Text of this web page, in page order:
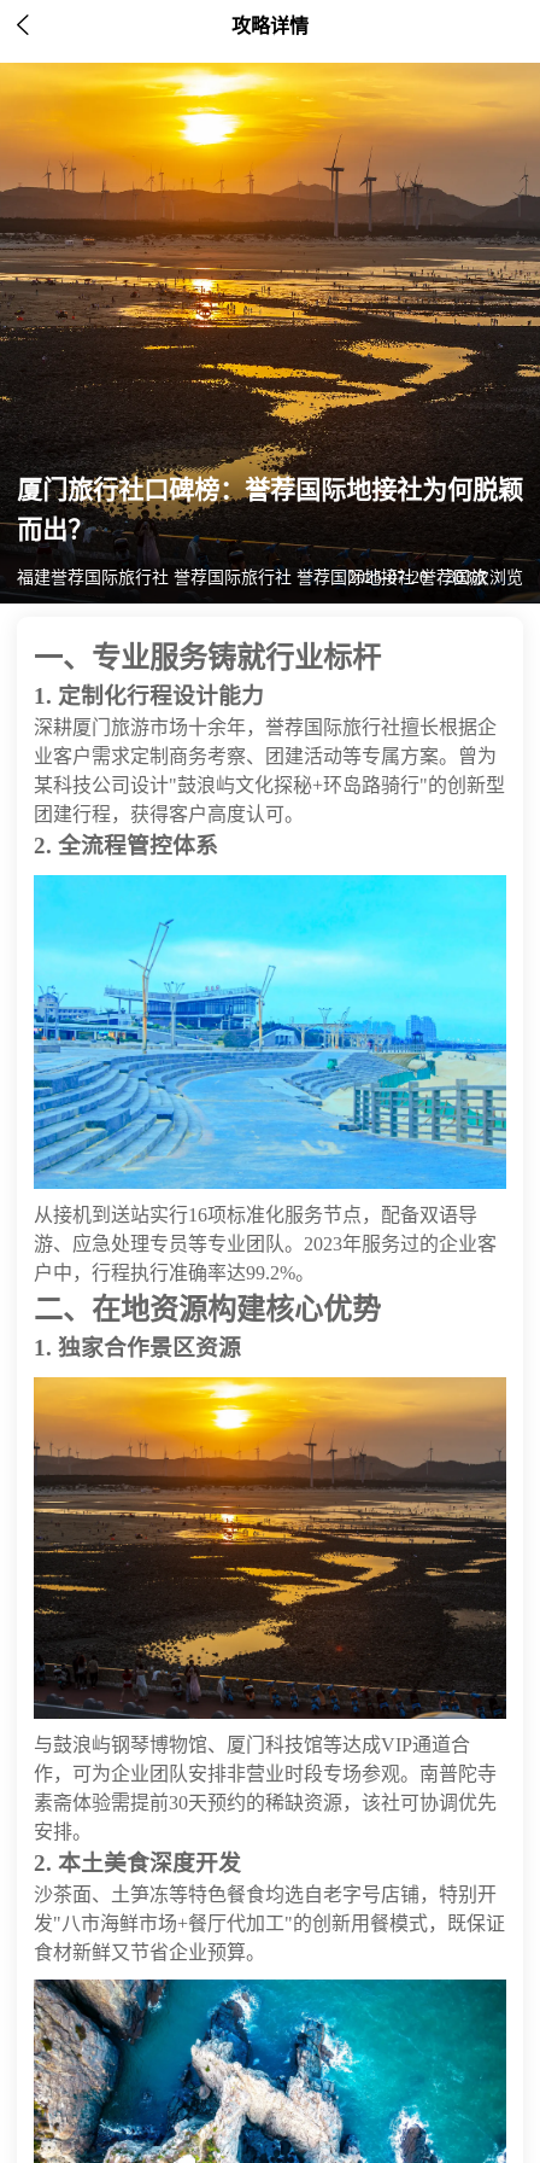
 攻略详情
厦门旅行社口碑榜：誉荐国际地接社为何脱颖
而出？
福建誉荐国际旅行社 誉荐国际旅行社 誉荐国际地接社 誉荐国旅
2025-07-20 303次浏览
一、专业服务铸就行业标杆
1. 定制化行程设计能力
深耕厦门旅游市场十余年，誉荐国际旅行社擅长根据企
业客户需求定制商务考察、团建活动等专属方案。曾为
某科技公司设计"鼓浪屿文化探秘+环岛路骑行"的创新型
团建行程，获得客户高度认可。
2. 全流程管控体系
从接机到送站实行16项标准化服务节点，配备双语导
游、应急处理专员等专业团队。2023年服务过的企业客
户中，行程执行准确率达99.2%。
二、在地资源构建核心优势
1. 独家合作景区资源
与鼓浪屿钢琴博物馆、厦门科技馆等达成VIP通道合
作，可为企业团队安排非营业时段专场参观。南普陀寺
素斋体验需提前30天预约的稀缺资源，该社可协调优先
安排。
2. 本土美食深度开发
沙茶面、土笋冻等特色餐食均选自老字号店铺，特别开
发"八市海鲜市场+餐厅代加工"的创新用餐模式，既保证
食材新鲜又节省企业预算。